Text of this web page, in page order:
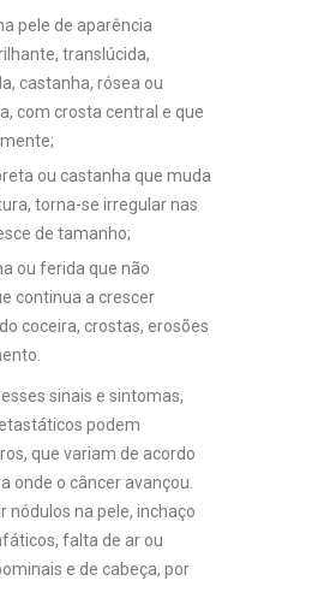
pele de aparência
translúcida,
castanha, rósea ou
com crosta central e que
ou castanha que muda
torna-se irregular nas
de tamanho;
ou ferida que não
continua a crescer
coceira, crostas, erosões
sinais e sintomas,
podem
que variam de acordo
onde o câncer avançou.
nódulos na pele, inchaço
falta de ar ou
e de cabeça, por